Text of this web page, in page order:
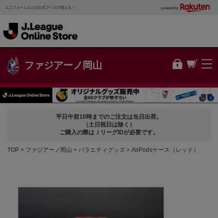
ユニフォームなどの公式グッズが買える！ powered by
ファジアーノ岡山
平日午前10時までのご注文は当日出荷。
（土日祝日は除く）
ご購入の際はＪリーグIDが必要です。
TOP ファジアーノ岡山 バラエティグッズ AirPodsケース（レッド）